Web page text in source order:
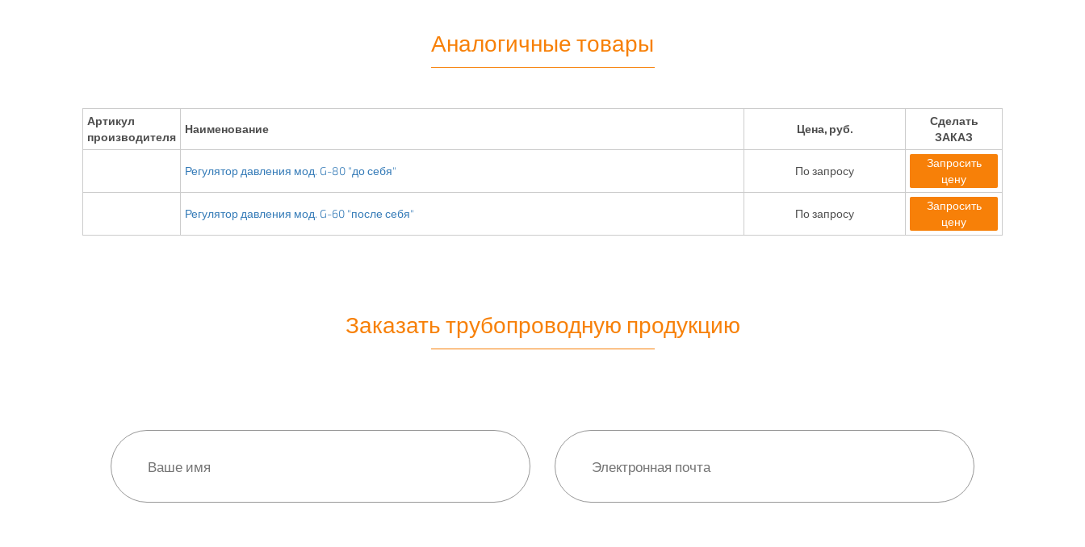
Аналогичные товары
Артикул
производителя
Наименование Цена, руб.
Сделать
ЗАКАЗ
Регулятор давления мод. G-80 "до себя" По запросу
Запросить
цену
Регулятор давления мод. G-60 "после себя" По запросу
Запросить
цену
Заказать трубопроводную продукцию